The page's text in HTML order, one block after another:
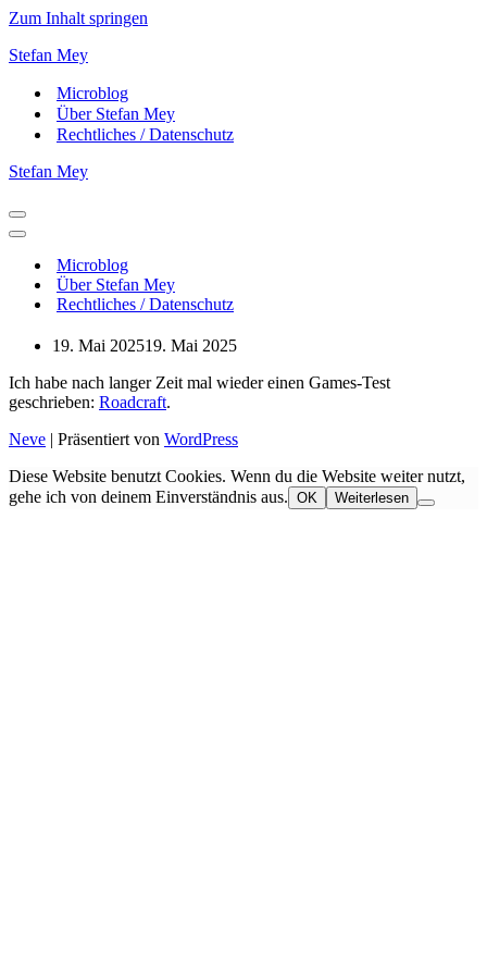
Zum Inhalt springen
Stefan Mey
Microblog
Über Stefan Mey
Rechtliches / Datenschutz
Stefan Mey
Navigationsmenü
Navigationsmenü
Microblog
Über Stefan Mey
Rechtliches / Datenschutz
19. Mai 202519. Mai 2025
Ich habe nach langer Zeit mal wieder einen Games-Test
geschrieben: Roadcraft.
Neve | Präsentiert von WordPress
Diese Website benutzt Cookies. Wenn du die Website weiter nutzt,
gehe ich von deinem Einverständnis aus. OK Weiterlesen